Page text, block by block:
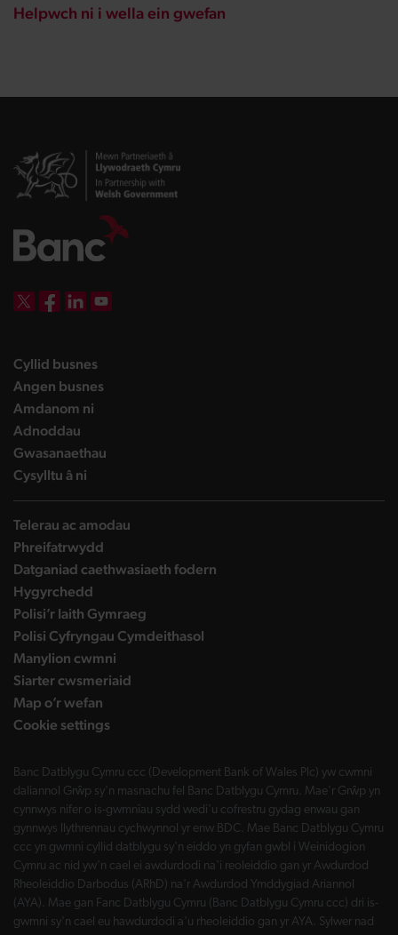
Helpwch ni i wella ein gwefan
Cyllid busneslanding page
Angen busneslanding page
Amdanom ni
Adnoddau
Gwasanaethau
Cysylltu â ni
Telerau ac amodau
Phreifatrwydd
Datganiad caethwasiaeth fodern
Hygyrchedd
Polisi’r Iaith Gymraeg
Polisi Cyfryngau Cymdeithasol
Manylion cwmni
Siarter cwsmeriaid
Map o’r wefan
Cookie settings
Banc Datblygu Cymru ccc (Development Bank of Wales Plc) yw cwmni
daliannol Grŵp sy'n masnachu fel Banc Datblygu Cymru. Mae'r Grŵp yn
cynnwys nifer o is-gwmnïau sydd wedi'u cofrestru gydag enwau gan
gynnwys llythrennau cychwynnol yr enw BDC. Mae Banc Datblygu Cymru
ccc yn gwmni cyllid datblygu sy'n eiddo yn gyfan gwbl i Weinidogion
Cymru ac nid yw'n cael ei awdurdodi na'i reoleiddio gan yr Awdurdod
Rheoleiddio Darbodus (ARhD) na'r Awdurdod Ymddygiad Ariannol
(AYA). Mae gan Fanc Datblygu Cymru (Banc Datblygu Cymru ccc) dri is-
gwmni sy'n cael eu hawdurdodi a'u rheoleiddio gan yr AYA. Sylwer nad